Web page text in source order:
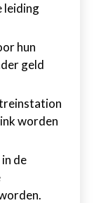
leiding
hun
geld
worden
de